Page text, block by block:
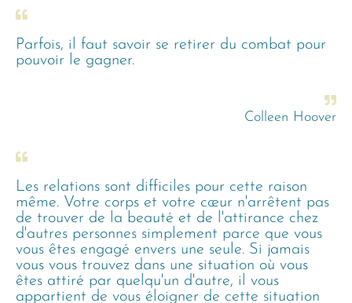
Parfois, il faut savoir se retirer du combat pour
pouvoir le gagner.
Colleen Hoover
Les relations sont difficiles pour cette raison
même. Votre corps et votre cœur n'arrêtent pas
de trouver de la beauté et de l'attirance chez
d'autres personnes simplement parce que vous
vous êtes engagé envers une seule. Si jamais
vous vous trouvez dans une situation où vous
êtes attiré par quelqu'un d'autre, il vous
appartient de vous éloigner de cette situation